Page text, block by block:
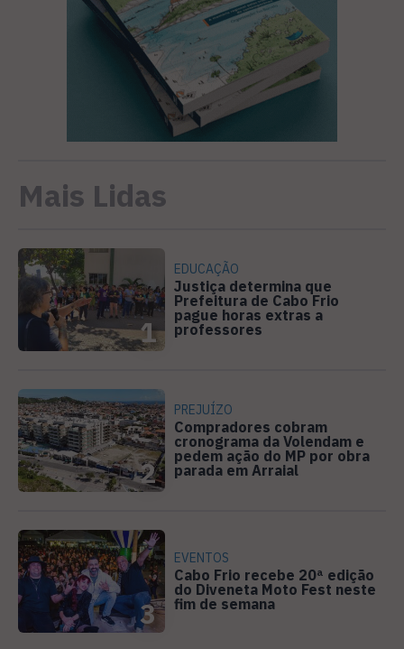
Mais Lidas
1
EDUCAÇÃO
Justiça determina que
Prefeitura de Cabo Frio
pague horas extras a
professores
2
PREJUÍZO
Compradores cobram
cronograma da Volendam e
pedem ação do MP por obra
parada em Arraial
3
EVENTOS
Cabo Frio recebe 20ª edição
do Diveneta Moto Fest neste
fim de semana